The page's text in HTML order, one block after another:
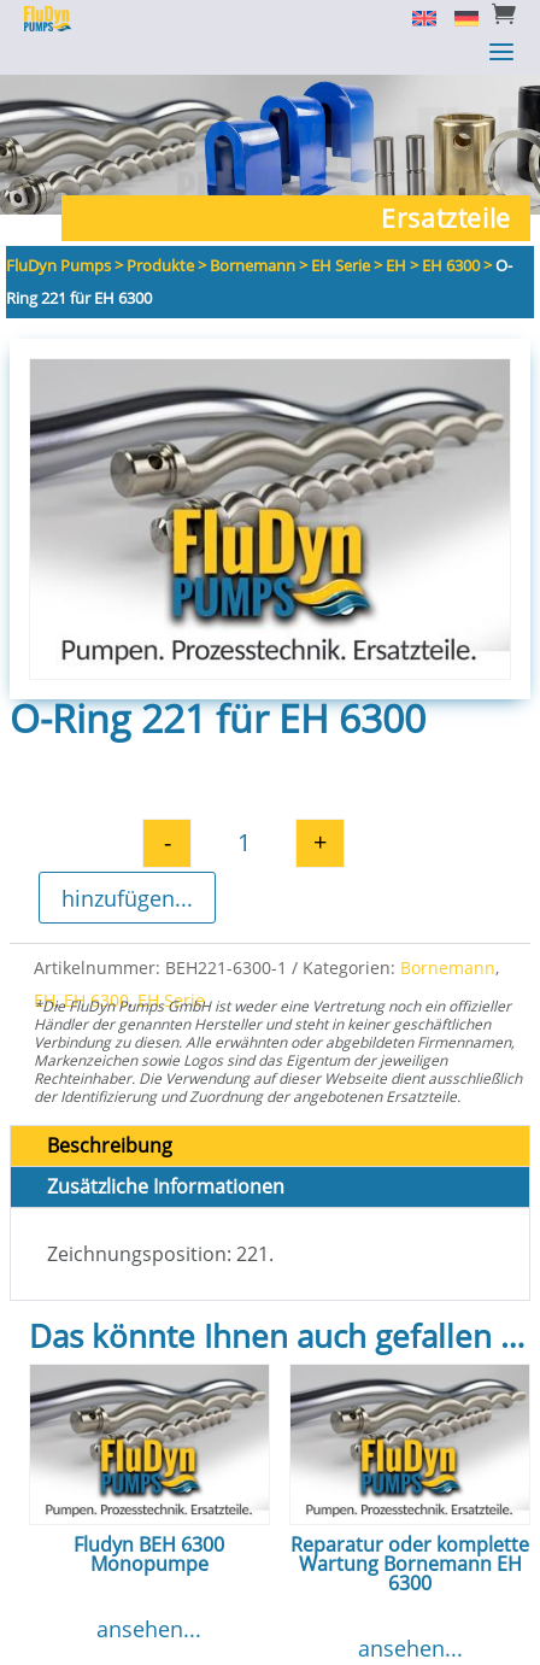

a

a
Ersatzteile
FluDyn Pumps>Produkte>Bornemann>EH Serie>EH >EH 6300>O-
Ring 221 für EH 6300
O-Ring 221 für EH 6300
O-Ring 221 für EH 6300 Menge
- +
hinzufügen...
Artikelnummer: BEH221-6300-1 Kategorien: Bornemann,
EH,EH 6300,EH Serie
*Die FluDyn Pumps GmbH ist weder eine Vertretung noch ein offizieller
Händler der genannten Hersteller und steht in keiner geschäftlichen
Verbindung zu diesen. Alle erwähnten oder abgebildeten Firmennamen,
Markenzeichen sowie Logos sind das Eigentum der jeweiligen
Rechteinhaber. Die Verwendung auf dieser Webseite dient ausschließlich
der Identifizierung und Zuordnung der angebotenen Ersatzteile.
Beschreibung
Zusätzliche Informationen
Zeichnungsposition: 221.
Das könnte Ihnen auch gefallen …
Fludyn BEH 6300
Monopumpe
ansehen...
Reparatur oder komplette
Wartung Bornemann EH
6300
ansehen...